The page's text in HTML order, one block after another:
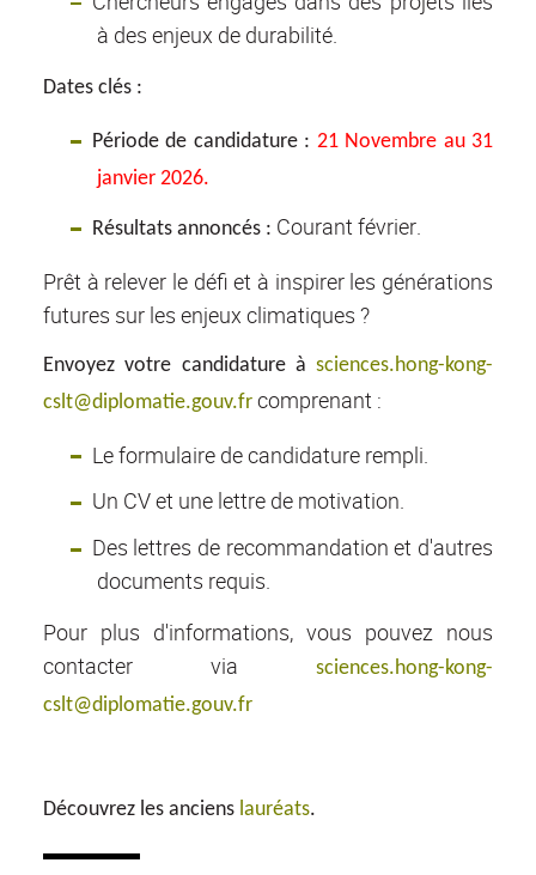
à des enjeux de durabilité.
Dates clés :
Période de candidature : 21 Novembre au 31
janvier 2026.
Résultats annoncés : Courant février.
Prêt à relever le défi et à inspirer les générations
futures sur les enjeux climatiques ?
Envoyez votre candidature à sciences.hong-kong-
cslt@diplomatie.gouv.fr comprenant :
Le formulaire de candidature rempli.
Un CV et une lettre de motivation.
Des lettres de recommandation et d'autres
documents requis.
Pour plus d'informations, vous pouvez nous
contacter via
sciences.hong-kong-
cslt@diplomatie.gouv.fr
Découvrez les anciens lauréats.